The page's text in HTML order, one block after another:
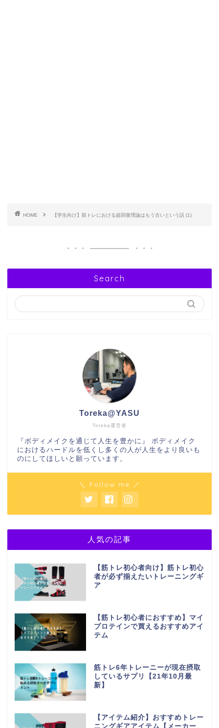
HOME 【学生向け】筋トレにおける超回復理論はもう古いという話 (1)
Search
Toreka運営者
Toreka@YASU
『ボディメイクを通じて人生を豊かに』 ボディメイク
におけるハードルを低くし多くの人が人生をより良いも
のにしてほしいと願っています。
＼ Follow me ／
人気の記事
【筋トレ初心者向け】筋トレ初心
者が必ず揃えたいトレーニングギ
ア
【筋トレ初心者におすすめ】マイ
プロテインで買えるおすすめアイ
テム
筋トレ6年トレーニーが現在摂取
しているサプリ【21年10月最
新】
【アイテム紹介】おすすめトレー
ニングギアアイテム【メーカー